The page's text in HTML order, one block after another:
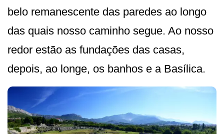
belo remanescente das paredes ao longo
das quais nosso caminho segue. Ao nosso
redor estão as fundações das casas,
depois, ao longe, os banhos e a Basílica.